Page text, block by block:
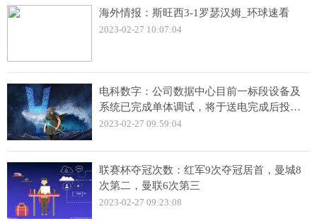
海外情报：斯旺西3-1罗瑟汉姆_环球速看
2023-02-27 10:07:04
电科数字：公司数据中心目前一标段设备及
系统已完成单体调试，将于送电完成后投入
运营:环球快看
2023-02-27 09:59:04
联赛杯夺冠次数：红军9次夺冠居首，曼城8
次第二，曼联6次第三
2023-02-27 09:23:08